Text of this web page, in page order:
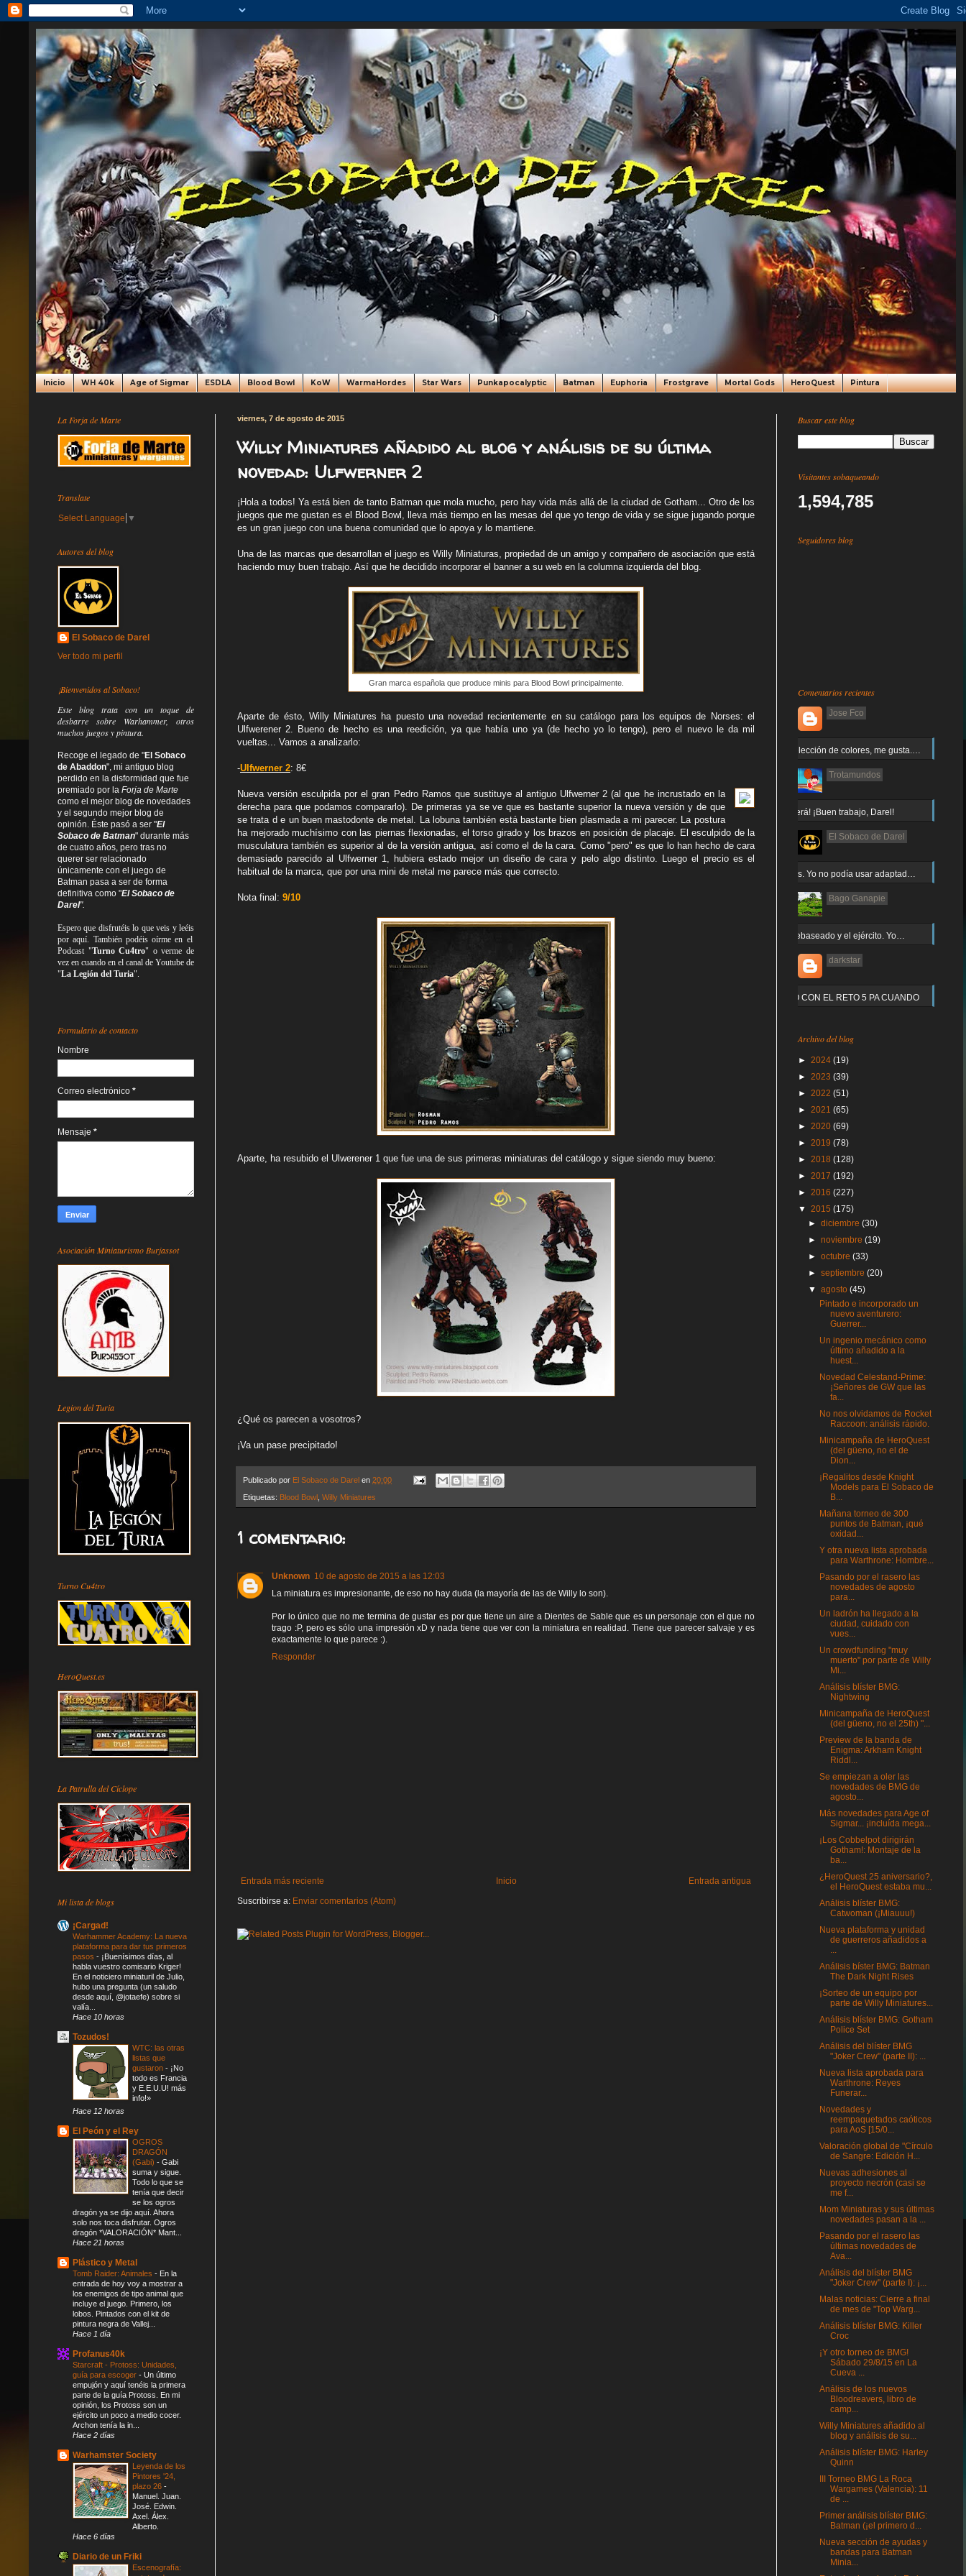
Inicio WH 40k Age of Sigmar ESDLA Blood Bowl KoW WarmaHordes Star Wars Punkapocalyptic Batman Euphoria Frostgrave Mortal Gods HeroQuest Pintura
viernes, 7 de agosto de 2015
Willy Miniatures añadido al blog y análisis de su última
novedad: Ulfwerner 2
¡Hola a todos! Ya está bien de tanto Batman que mola mucho, pero hay vida más allá de la ciudad de Gotham... Otro de los
juegos que me gustan es el Blood Bowl, lleva más tiempo en las mesas del que yo tengo de vida y se sigue jugando porque
es un gran juego con una buena comunidad que lo apoya y lo mantiene.
Una de las marcas que desarrollan el juego es Willy Miniaturas, propiedad de un amigo y compañero de asociación que está
haciendo muy buen trabajo. Así que he decidido incorporar el banner a su web en la columna izquierda del blog.
Gran marca española que produce minis para Blood Bowl principalmente.
Aparte de ésto, Willy Miniatures ha puesto una novedad recientemente en su catálogo para los equipos de Norses: el
Ulfwerener 2. Bueno de hecho es una reedición, ya que había uno ya (de hecho yo lo tengo), pero el nuevo le da mil
vueltas... Vamos a analizarlo:
-Ulfwerner 2: 8€
Nueva versión esculpida por el gran Pedro Ramos que sustituye al antiguo Ulfwerner 2 (al que he incrustado en la
derecha para que podamos compararlo). De primeras ya se ve que es bastante superior la nueva versión y de que
se trata d e un buen mastodonte de metal. La lobuna también está bastante bien plasmada a mi parecer. La postura
ha mejorado muchísimo con las piernas flexionadas, el torso girado y los brazos en posición de placaje. El esculpido de la
musculatura también es superior al de la versión antigua, así como el de la cara. Como "pero" es que lo han hecho de cara
demasiado parecido al Ulfwerner 1, hubiera estado mejor un diseño de cara y pelo algo distinto. Luego el precio es el
habitual de la marca, que por una mini de metal me parece más que correcto.
Nota final: 9/10
Aparte, ha resubido el Ulwerener 1 que fue una de sus primeras miniaturas del catálogo y sigue siendo muy bueno:
¿Qué os parecen a vosotros?
¡Va un pase precipitado!
Publicado por El Sobaco de Darel en 20:00
Etiquetas: Blood Bowl Willy Miniatures
1 comentario:
Unknown 10 de agosto de 2015 a las 12:03
La miniatura es impresionante, de eso no hay duda (la mayoría de las de Willy lo son).
Por lo único que no me termina de gustar es por que tiene un aire a Dientes de Sable que es un personaje con el que no
trago :P, pero es sólo una impresión xD y nada tiene que ver con la miniatura en realidad. Tiene que parecer salvaje y es
exactamente lo que parece :).
Responder
Entrada más reciente Entrada antigua
Inicio
Suscribirse a: Enviar comentarios (Atom)
La Forja de Marte
Translate
Select Language ▼
Autores del blog
El Sobaco de Darel
Ver todo mi perfil
¡Bienvenidos al Sobaco!
Este blog trata con un toque de
desbarre sobre Warhammer, otros
muchos juegos y pintura.
Recoge el legado de "El Sobaco
de Abaddon", mi antiguo blog
perdido en la disformidad que fue
premiado por la Forja de Marte
como el mejor blog de novedades
y el segundo mejor blog de
opinión. Éste pasó a ser "El
Sobaco de Batman" durante más
de cuatro años, pero tras no
querer ser relacionado
únicamente con el juego de
Batman pasa a ser de forma
definitiva como "El Sobaco de
Darel".
Espero que disfrutéis lo queveis yleéis
por aquí. También podéis oírme en el
Podcast "Turno Cu4tro" o verme de
vez en cuando en el canal de Youtube de
"La Legión del Turia".
Formulario de contacto
Nombre
Correo electrónico *
Mensaje *
Asociación Miniaturismo Burjassot
Legion del Turia
Turno Cu4tro
HeroQuest.es
La Patrulla del Cíclope
Mi lista de blogs
¡Cargad!
Warhammer Academy: La nueva
plataforma para dar tus primeros
pasos - ¡Buenísimos días, al
habla vuestro comisario Kriger!
En el noticiero miniaturil de Julio,
hubo una pregunta (un saludo
desde aquí, @jotaefe) sobre si
valía...
Hace 10 horas
Tozudos!
WTC: las otras
listas que
gustaron - ¡No
todo es Francia
y E.E.U.U! más
info!»
Hace 12 horas
El Peón y el Rey
OGROS
DRAGÓN
(Gabi) - Gabi
suma y sigue.
Todo lo que se
tenía que decir
se los ogros
dragón ya se dijo aquí. Ahora
solo nos toca disfrutar. Ogros
dragón *VALORACIÓN* Mant...
Hace 21 horas
Plástico y Metal
Tomb Raider: Animales - En la
entrada de hoy voy a mostrar a
los enemigos de tipo animal que
incluye el juego. Primero, los
lobos. Pintados con el kit de
pintura negra de Vallej...
Hace 1 día
Profanus40k
Starcraft - Protoss: Unidades,
guía para escoger - Un último
empujón y aquí tenéis la primera
parte de la guía Protoss. En mi
opinión, los Protoss son un
ejército un poco a medio cocer.
Archon tenía la in...
Hace 2 días
Warhamster Society
Leyenda de los
Pintores '24,
plazo 26 -
Manuel. Juan.
José. Edwin.
Axel. Álex.
Alberto.
Hace 6 días
Diario de un Friki
Escenografía:
Buscar este blog
Visitantes sobaqueando
1,594,785
Seguidores blog
Comentarios recientes
Jose Fco
Muy buena elección de colores, me gusta.…
Trotamundos
¡Arnor no caerá! ¡Buen trabajo, Darel!
El Sobaco de Darel
Jajaja gracias. Yo no podía usar adaptad…
Bago Ganapie
Increíble el rebaseado y el ejército. Yo…
darkstar
Y QUE PASO CON EL RETO 5 PA CUANDO
Archivo del blog
► 2024 (19)
► 2023 (39)
► 2022 (51)
► 2021 (65)
► 2020 (69)
► 2019 (78)
► 2018 (128)
► 2017 (192)
► 2016 (227)
▼ 2015 (175)
►diciembre(30)
►noviembre(19)
►octubre(33)
►septiembre(20)
▼agosto(45)
Pintado e incorporado un
nuevo aventurero:
Guerrer...
Un ingenio mecánico como
último añadido a la
huest...
Novedad Celestand-Prime:
¡Señores de GW que las
fa...
No nos olvidamos de Rocket
Raccoon: análisis rápido.
Minicampaña de HeroQuest
(del güeno, no el de
Dion...
¡Regalitos desde Knight
Models para El Sobaco de
B...
Mañana torneo de 300
puntos de Batman, ¡qué
oxidad...
Y otra nueva lista aprobada
para Warthrone: Hombre...
Pasando por el rasero las
novedades de agosto
para...
Un ladrón ha llegado a la
ciudad, cuidado con
vues...
Un crowdfunding "muy
muerto" por parte de Willy
Mi...
Análisis blíster BMG:
Nightwing
Minicampaña de HeroQuest
(del güeno, no el 25th) "...
Preview de la banda de
Enigma: Arkham Knight
Riddl...
Se empiezan a oler las
novedades de BMG de
agosto...
Más novedades para Age of
Sigmar... ¡incluída mega...
¡Los Cobbelpot dirigirán
Gotham!: Montaje de la
ba...
¿HeroQuest 25 aniversario?,
el HeroQuest estaba mu...
Análisis blíster BMG:
Catwoman (¡Miauuu!)
Nueva plataforma y unidad
de guerreros añadidos a
...
Análisis bíster BMG: Batman
The Dark Night Rises
¡Sorteo de un equipo por
parte de Willy Miniatures...
Análisis blíster BMG: Gotham
Police Set
Análisis del blíster BMG
"Joker Crew" (parte II): ...
Nueva lista aprobada para
Warthrone: Reyes
Funerar...
Novedades y
reempaquetados caóticos
para AoS [15/0...
Valoración global de "Círculo
de Sangre: Edición H...
Nuevas adhesiones al
proyecto necrón (casi se
me f...
Mom Miniaturas y sus últimas
novedades pasan a la ...
Pasando por el rasero las
últimas novedades de
Ava...
Análisis del blíster BMG
"Joker Crew" (parte I): ¡...
Malas noticias: Cierre a final
de mes de "Top Warg...
Análisis blíster BMG: Killer
Croc
¡Y otro torneo de BMG!
Sábado 29/8/15 en La
Cueva ...
Análisis de los nuevos
Bloodreavers, libro de
camp...
Willy Miniatures añadido al
blog y análisis de su...
Análisis blíster BMG: Harley
Quinn
III Torneo BMG La Roca
Wargames (Valencia): 11
de ...
Primer análisis blíster BMG:
Batman (¡el primero d...
Nueva sección de ayudas y
bandas para Batman
Minia...